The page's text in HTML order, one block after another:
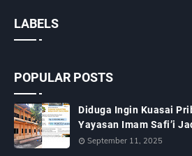
LABELS
POPULAR POSTS
Diduga Ingin Kuasai
Yayasan Imam Safi’i
September 11, 2025